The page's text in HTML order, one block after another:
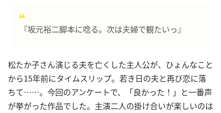
『坂元裕二脚本に唸る。次は夫婦で観たいっ』
松たか子さん演じる夫を亡くした主人公が、ひょんなこと
から15年前にタイムスリップ。若き日の夫と再び恋に落
ちて……。今回のアンケートで、「良かった！」と一番声
が挙がった作品でした。主演二人の掛け合いが楽しいのは